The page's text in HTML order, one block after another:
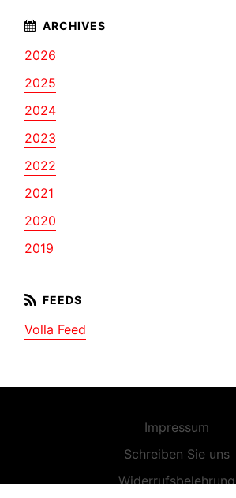
2026
2025
2024
2023
2022
2021
2020
2019
Volla Feed
Impressum
Schreiben Sie uns
Widerrufsbelehrung